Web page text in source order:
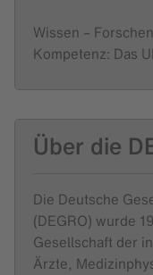
Wissen –
Kompetenz: Das
Über die
Die Deutsche
(DEGRO) wurde
Gesellschaft der
Ärzte,